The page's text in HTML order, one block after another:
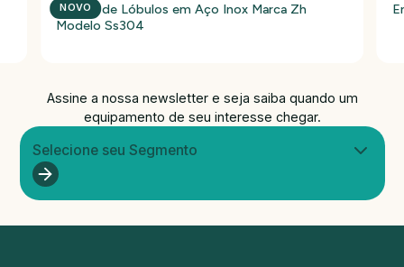
NOVO
Bomba de Lóbulos em Aço Inox Marca Zh
Modelo Ss304
Assine a nossa newsletter e seja saiba quando um
equipamento de seu interesse chegar.
Selecione seu Segmento